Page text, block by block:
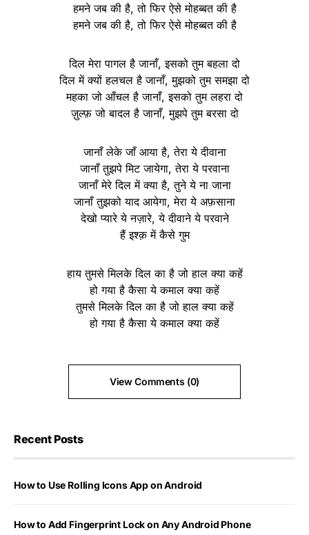
हमने जब की है, तो फिर ऐसे मोहब्बत की है
हमने जब की है, तो फिर ऐसे मोहब्बत की है
दिल मेरा पागल है जानाँ, इसको तुम बहला दो
दिल में क्यों हलचल है जानाँ, मुझको तुम समझा दो
महका जो आँचल है जानाँ, इसको तुम लहरा दो
ज़ुल्फ़ जो बादल है जानाँ, मुझपे तुम बरसा दो
जानाँ लेके जाँ आया है, तेरा ये दीवाना
जानाँ तुझपे मिट जायेगा, तेरा ये परवाना
जानाँ मेरे दिल में क्या है, तुने ये ना जाना
जानाँ तुझको याद आयेगा, मेरा ये अफ़साना
देखो प्यारे ये नज़ारे, ये दीवाने ये परवाने
हैं इश्क़ में कैसे गुम
हाय तुमसे मिलके दिल का है जो हाल क्या कहें
हो गया है कैसा ये कमाल क्या कहें
तुमसे मिलके दिल का है जो हाल क्या कहें
हो गया है कैसा ये कमाल क्या कहें
View Comments (0)
Recent Posts
How to Use Rolling Icons App on Android
How to Add Fingerprint Lock on Any Android Phone